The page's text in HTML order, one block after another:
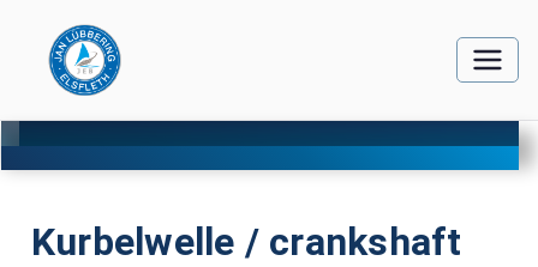
Kurbelwelle / crankshaft